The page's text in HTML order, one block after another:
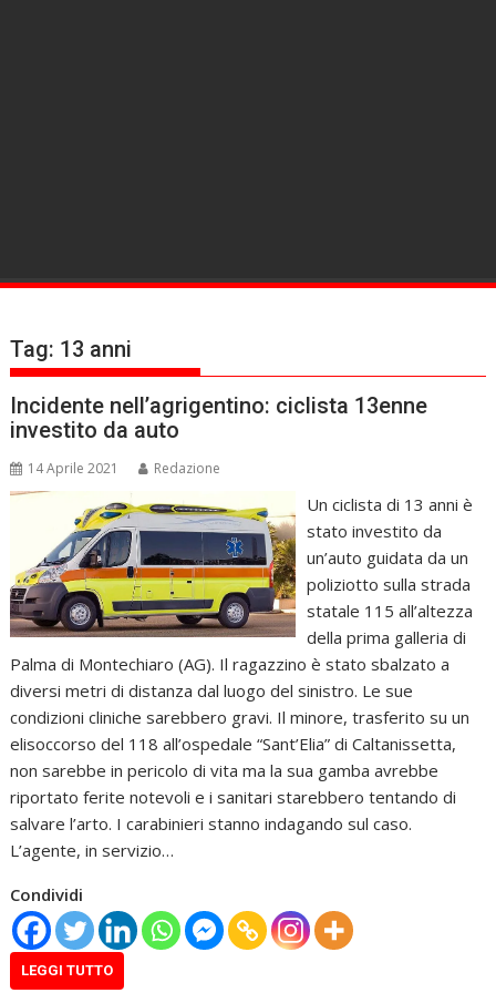
Tag: 13 anni
Incidente nell’agrigentino: ciclista 13enne
investito da auto
14 Aprile 2021 Redazione
Un ciclista di 13 anni è
stato investito da
un’auto guidata da un
poliziotto sulla strada
statale 115 all’altezza
della prima galleria di
Palma di Montechiaro (AG). Il ragazzino è stato sbalzato a
diversi metri di distanza dal luogo del sinistro. Le sue
condizioni cliniche sarebbero gravi. Il minore, trasferito su un
elisoccorso del 118 all’ospedale “Sant’Elia” di Caltanissetta,
non sarebbe in pericolo di vita ma la sua gamba avrebbe
riportato ferite notevoli e i sanitari starebbero tentando di
salvare l’arto. I carabinieri stanno indagando sul caso.
L’agente, in servizio…
Condividi
LEGGI TUTTO